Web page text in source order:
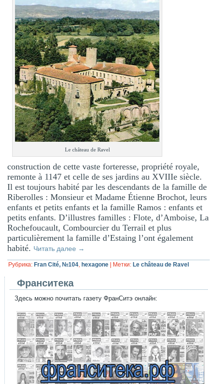
Le château de Ravel
construction de cette vaste forteresse, propriété royale,
remonte à 1147 et celle de ses jardins au XVIIIe siècle.
Il est toujours habité par les descendants de la famille de
Riberolles : Monsieur et Madame Étienne Brochot, leurs
enfants et petits enfants et la famille Ramos : enfants et
petits enfants. D’illustres familles : Flote, d’Amboise, La
Rochefoucault, Combourcier du Terrail et plus
particulièrement la famille d’Estaing l’ont également
habité. Читать далее →
Рубрика: Fran Cité, №104, hexagone Метки: Le château de Ravel
Франситека
Здесь можно почитать газету ФранСитэ онлайн: